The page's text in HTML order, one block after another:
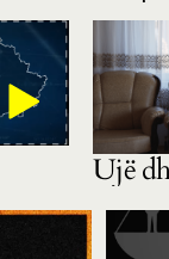
Ujë